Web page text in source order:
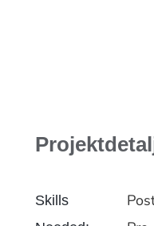
Skills